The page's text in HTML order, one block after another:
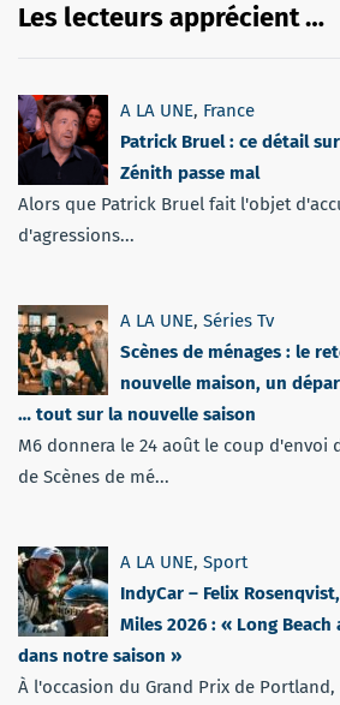
Les lecteurs apprécient …
A LA UNE, France
Patrick Bruel : ce détail
Zénith passe mal
Alors que Patrick Bruel fait l'objet
d'agressions...
A LA UNE, Séries Tv
Scènes de ménages : le
nouvelle maison, un
… tout sur la nouvelle saison
M6 donnera le 24 août le coup d'envoi
de Scènes de mé...
A LA UNE, Sport
IndyCar – Felix
Miles 2026 : « Long
dans notre saison »
À l'occasion du Grand Prix de